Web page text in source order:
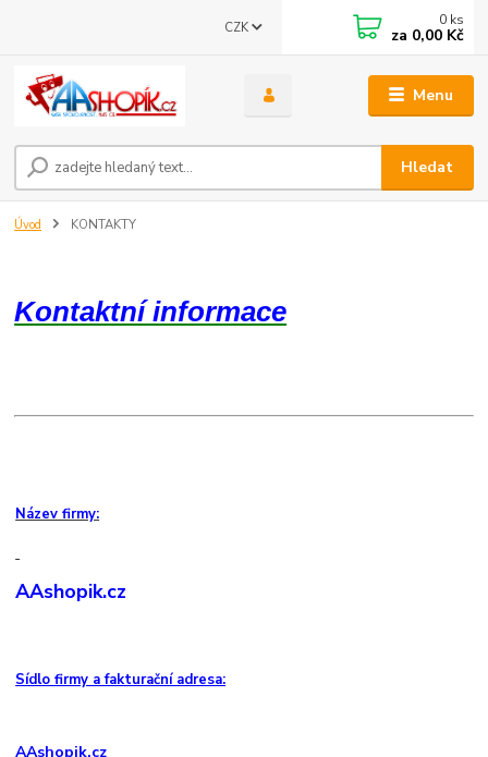
Menu
CZK
Hledat
0 ks
za 0,00 Kč
Úvod KONTAKTY
Kontaktní informace
Název firmy:
AAshopik.cz
Sídlo firmy a fakturační adresa:
AAshopik.cz